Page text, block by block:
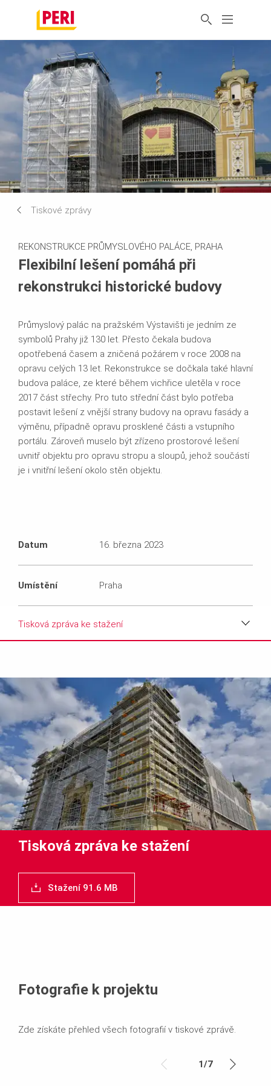
Tiskové zprávy
REKONSTRUKCE PRŮMYSLOVÉHO PALÁCE, PRAHA
Flexibilní lešení pomáhá při
rekonstrukci historické budovy
Průmyslový palác na pražském Výstavišti je jedním ze
symbolů Prahy již 130 let. Přesto čekala budova
opotřebená časem a zničená požárem v roce 2008 na
opravu celých 13 let. Rekonstrukce se dočkala také hlavní
budova paláce, ze které během vichřice uletěla v roce
2017 část střechy. Pro tuto střední část bylo potřeba
postavit lešení z vnější strany budovy na opravu fasády a
výměnu, případně opravu prosklené části a vstupního
portálu. Zároveň muselo být zřízeno prostorové lešení
uvnitř objektu pro opravu stropu a sloupů, jehož součástí
je i vnitřní lešení okolo stěn objektu.
Datum 16. března 2023
Umístění Praha
Tisková zpráva ke stažení
Fotografie k projektu
Tisková zpráva ke stažení
Stažení 91.6 MB
Fotografie k projektu
Zde získáte přehled všech fotografií v tiskové zprávě.
1/7